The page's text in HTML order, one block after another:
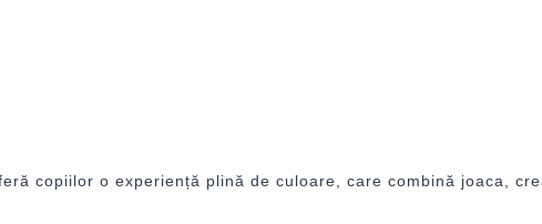
copiilor o experiență plină de culoare, care combină joaca,